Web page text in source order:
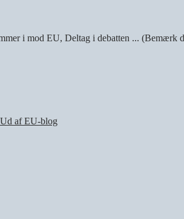
i mod EU, Deltag i debatten ... (Bemærk
af EU-blog